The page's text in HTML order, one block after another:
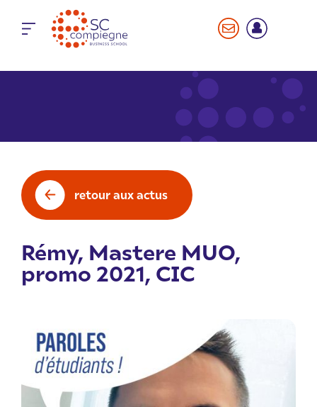
retour aux actus
Rémy, Mastere MUO,
promo 2021, CIC